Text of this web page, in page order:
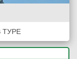
ТУРЕ